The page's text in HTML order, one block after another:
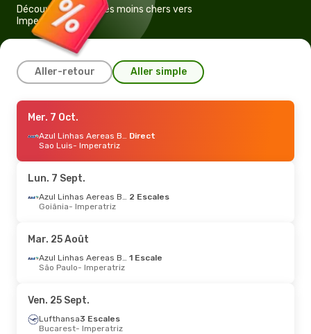
Découvrez les vols les moins chers vers
Imperatriz
Aller-retour Aller simple
Dim. 6 Sept.
Azul Linhas Aereas Brasileiras
1 Escale
Azul Linhas Aereas Brasileiras
1 Escale
Imperatriz- Goiânia
1 Escale
Goiânia- Imperatriz
Azul Linhas Aereas Brasileiras
Ven. 18 Sept.- Jeu. 24 Sept.
Mer. 7 Oct.
Azul Linhas Aereas Brasileiras Direct
Sao Luis- Imperatriz
Lun. 7 Sept.
Azul Linhas Aereas Brasileiras 2 Escales
Goiânia- Imperatriz
Mar. 25 Août
Azul Linhas Aereas Brasileiras 1 Escale
São Paulo- Imperatriz
Ven. 25 Sept.
Lufthansa3 Escales
Bucarest- Imperatriz